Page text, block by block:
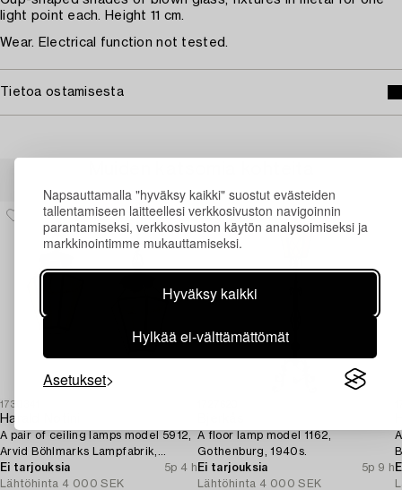
Napsauttamalla "hyväksy kaikki" suostut evästeiden
tallentamiseen laitteellesi verkkosivuston navigoinnin
parantamiseksi, verkkosivuston käytön analysoimiseksi ja
markkinointimme mukauttamiseksi.
Hyväksy kaikki
Hylkää ei-välttämättömät
Asetukset
light point each. Height 11 cm.
Wear. Electrical function not tested.
Tietoa ostamisesta
1730341
Harald Notini
A pair of ceiling lamps model 5912,
Arvid Böhlmarks Lampfabrik,
Stockholm, 1920s.
Ei tarjouksia
5p 4 h
Lähtöhinta 4 000 SEK
A floor lamp model 1162,
Gothenburg, 1940s.
Ei tarjouksia
5p 9 h
Lähtöhinta 4 000 SEK